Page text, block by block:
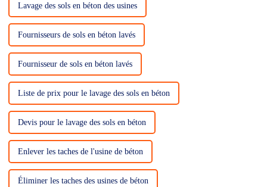
Lavage des sols en béton des usines
Fournisseurs de sols en béton lavés
Fournisseur de sols en béton lavés
Liste de prix pour le lavage des sols en béton
Devis pour le lavage des sols en béton
Enlever les taches de l'usine de béton
Éliminer les taches des usines de béton